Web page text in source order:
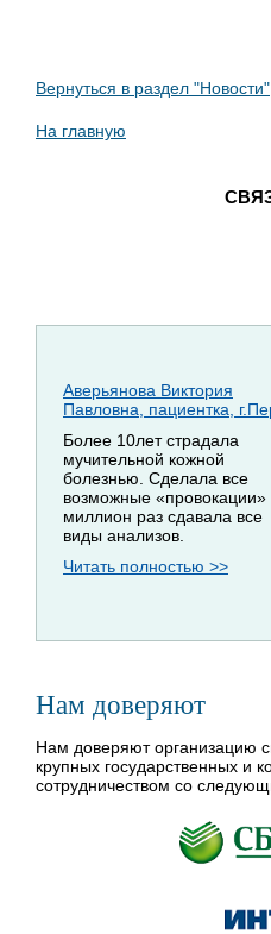
Вернуться в раздел "Новости"
На главную
Аверьянова Виктория
Павловна, пациентка,
Более 10лет страдала
мучительной кожной
болезнью. Сделала все
возможные «провокации»
миллион раз сдавала все
виды анализов.
Читать полностью >>
Нам доверяют
Нам доверяют организацию
крупных государственных и
сотрудничеством со